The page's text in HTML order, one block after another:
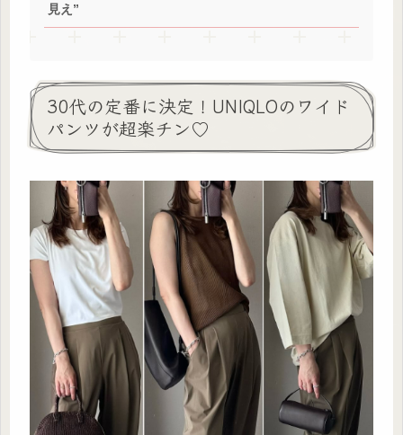
見え”
30代の定番に決定！UNIQLOのワイド
パンツが超楽チン♡